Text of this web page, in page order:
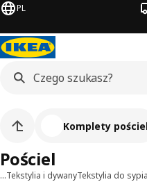
PL
…Tekstylia i dywanyTekstylia do
Pościel
Komplety